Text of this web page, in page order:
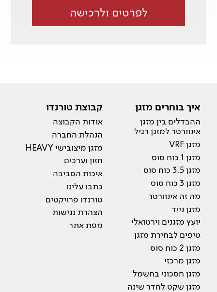
לפרטים ולרכישה
איך בוחרים מזגן
ההבדלים בין מזגן
אינוורטר למזגן רגיל
מזגן VRF
מזגן 1 כוח סוס
מזגן 3.5 כוח סוס
מזגן 3 כוח סוס
מה זה אינוורטר
מזגן נייד
יועץ מזגנים וירטואלי
טיפים לבחירת מזגן
מזגן 2 כוח סוס
מזגן מרכזי
מזגן חסכוני בחשמל
מזגן שקט לחדר שינה
קבוצת טורנדו
אודות הקבוצה
הנהלת החברה
מזגן מיצובישי HEAVY
חזון וערכים
איכות הסביבה
כתבו עלינו
טורנדו פרויקטים
הצהרת נגישות
מפת אתר